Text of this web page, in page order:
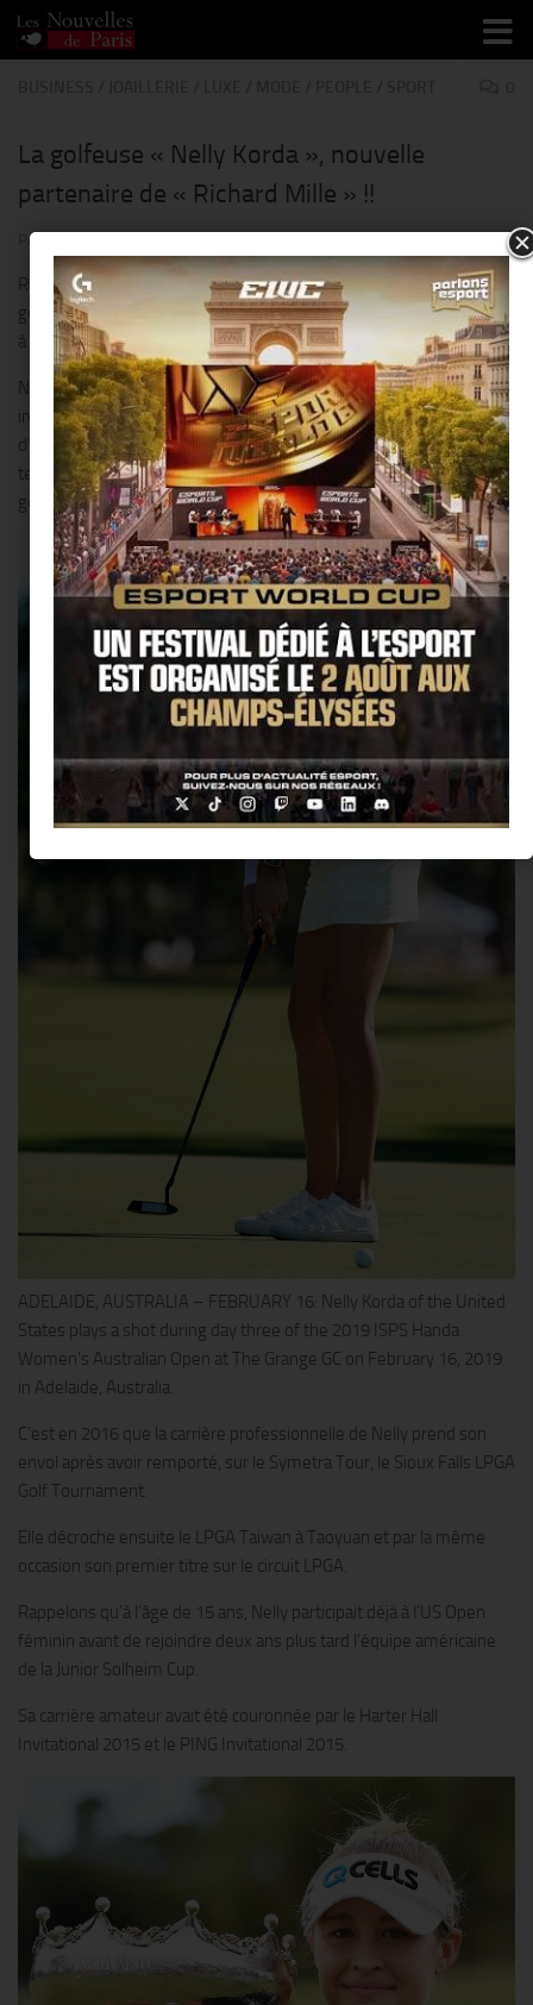
Skip to content
La golfeuse « Nelly Korda », nouvelle
partenaire de « Richard Mille » !!
PAR
Richard Mille est heureux d’accueillir et de féliciter la toute jeune
golfeuse Américaine, Nelly Korda, victorieuse de l’Open d’Australie
à Adélaïde.
Nelly Korda, 20 ans, ne déroge pas à l’histoire familiale
indissolublement liée au sport : ses parents, Petr et Regina sont
d’anciens joueurs de tennis internationaux, son frère Sebastian est
tennisman professionnel et sa soeur Jessica est également
golfeuse.
ADELAIDE, AUSTRALIA – FEBRUARY 16: Nelly Korda of the United
States plays a shot during day three of the 2019 ISPS Handa
Women’s Australian Open at The Grange GC on February 16, 2019
in Adelaide, Australia.
C’est en 2016 que la carrière professionnelle de Nelly prend son
envol après avoir remporté, sur le Symetra Tour, le Sioux Falls LPGA
Golf Tournament.
Elle décroche ensuite le LPGA Taiwan à Taoyuan et par la même
occasion son premier titre sur le circuit LPGA.
Rappelons qu’à l’âge de 15 ans, Nelly participait déjà à l’US Open
féminin avant de rejoindre deux ans plus tard l’équipe américaine
de la Junior Solheim Cup.
Sa carrière amateur avait été couronnée par le Harter Hall
Invitational 2015 et le PING Invitational 2015.